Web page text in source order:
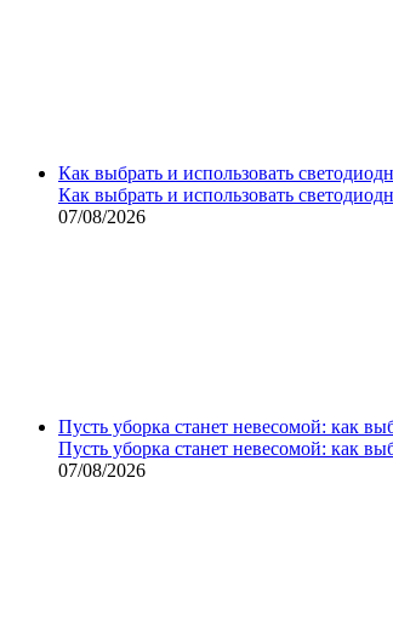
Как выбрать и использовать
Как выбрать и использовать
07/08/2026
Пусть уборка станет невесомой: как
Пусть уборка станет невесомой: как
07/08/2026